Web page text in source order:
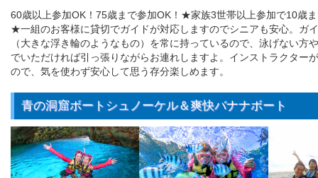
60歳以上参加OK！75歳まで参加OK！★家族3世帯以上参加で10歳
★一組のお客様に貸切でガイドが対応しますのでシニアも安心。ガ
（大きな浮き輪のようなもの）を常に持っているので、泳げない方
でいただければ引っ張りながらお連れしますよ。インストラクター
ので、気を使わず安心して思う存分楽しめます。
青の洞窟ボートシュノーケル＆爽快バナナボート